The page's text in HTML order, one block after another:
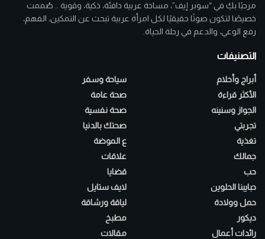
مرحبًا بكِ في “سوبر إيف”، مساحة عربية دافئة، ذكية، وقوية .. صُممت
خصيصًا لتكون صوتًا حقيقيًا لكل امرأة عربية تبحث عن التمكين، الفهم،
رفع الوعي، والدعم في رحلة الحياة.
التصنيفات
أبراج وأحلام
الأكثر قراءة
الجواز وسنينه
تجربتي
تغذية
جمالك
حب
حبايبنا الحلوين
حمل وولادة
ديكور
رائدات أعمال
سياحة وسفر
صحة عامة
صحة نفسية
صحتك بالدنيا
ع الموضة
علاقات
قضايا
لايف ستايل
لياقة ورشاقة
مطبخ
مقالات